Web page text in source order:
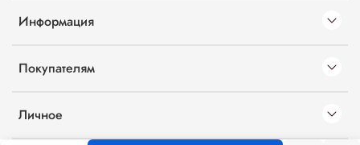
Информация
Покупателям
Личное